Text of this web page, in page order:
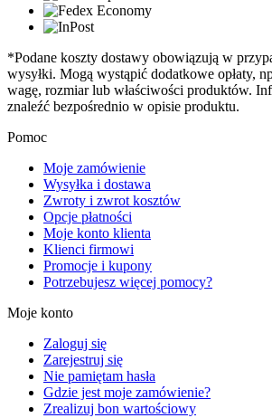
*Podane koszty dostawy obowiązują w
wysyłki. Mogą wystąpić dodatkowe opłaty,
wagę, rozmiar lub właściwości produktów.
znaleźć bezpośrednio w opisie produktu.
Pomoc
Moje zamówienie
Wysyłka i dostawa
Zwroty i zwrot kosztów
Opcje płatności
Moje konto klienta
Klienci firmowi
Promocje i kupony
Potrzebujesz więcej pomocy?
Moje konto
Zaloguj się
Zarejestruj się
Nie pamiętam hasła
Gdzie jest moje zamówienie?
Zrealizuj bon wartościowy